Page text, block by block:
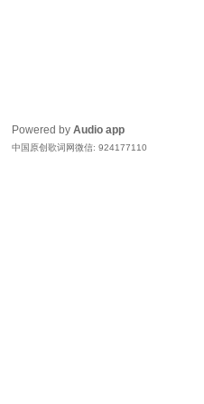
Powered byAudio app
中国原创歌词网微信: 924177110